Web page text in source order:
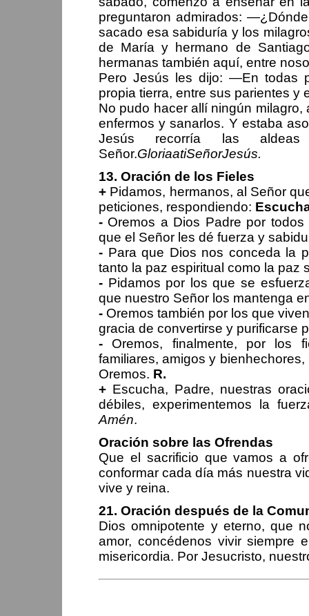
preguntaron admirados:
sacado esa sabiduría y los
de María y hermano de
hermanas también aquí, entre
Pero Jesús les dijo: —En todas
propia tierra, entre sus parientes y
No pudo hacer allí ningún
enfermos y sanarlos. Y estaba
Jesús recorría las aldeas
Señor.GloriaatiSeñorJesús.
13. Oración de los Fieles
+ Pidamos, hermanos, al Señor
peticiones, respondiendo:
- Oremos a Dios Padre por
que el Señor les dé fuerza y
- Para que Dios nos conceda la
tanto la paz espiritual como la paz
- Pidamos por los que se
que nuestro Señor los mantenga
- Oremos también por los que
gracia de convertirse y purificarse
- Oremos, finalmente, por los
familiares, amigos y
Oremos. R.
+ Escucha, Padre, nuestras
débiles, experimentemos la
Amén.
Oración sobre las Ofrendas
Que el sacrificio que vamos a
conformar cada día más nuestra
vive y reina.
21. Oración después de la
Dios omnipotente y eterno, que
amor, concédenos vivir siempre
misericordia. Por Jesucristo,